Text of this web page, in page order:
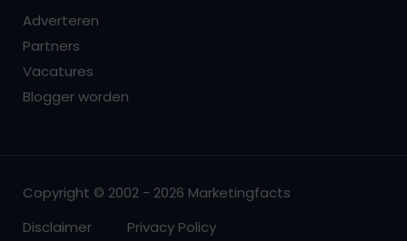
Adverteren
Partners
Vacatures
Blogger worden
Copyright © 2002 - 2026 Marketingfacts
Disclaimer
Privacy Policy